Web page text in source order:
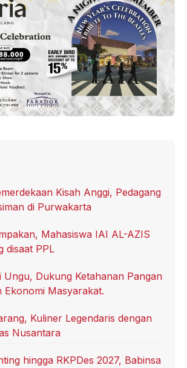
Kisah Anggi, Pedagang
di Purwakarta
Mahasiswa IAI AL-AZIS
disaat PPL
Ungu, Dukung Ketahanan Pangan
Ekonomi Masyarakat.
Kuliner Legendaris dengan
Nusantara
hingga RKPDes 2027, Babinsa